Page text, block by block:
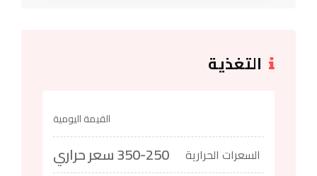
التغذية
القيمة اليومية
السعرات الحرارية 350-250 سعر حراري